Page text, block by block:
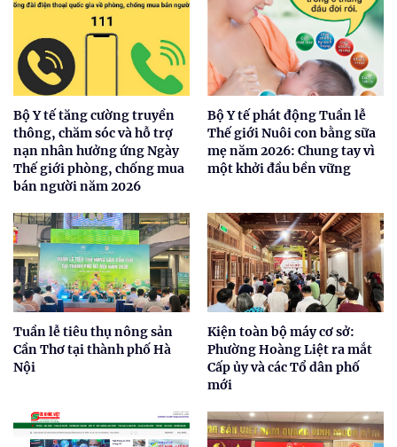
Bộ Y tế tăng cường truyền
thông, chăm sóc và hỗ trợ
nạn nhân hưởng ứng Ngày
Thế giới phòng, chống mua
bán người năm 2026
Bộ Y tế phát động Tuần lễ
Thế giới Nuôi con bằng sữa
mẹ năm 2026: Chung tay vì
một khởi đầu bền vững
Tuần lễ tiêu thụ nông sản
Cần Thơ tại thành phố Hà
Nội
Kiện toàn bộ máy cơ sở:
Phường Hoàng Liệt ra mắt
Cấp ủy và các Tổ dân phố
mới